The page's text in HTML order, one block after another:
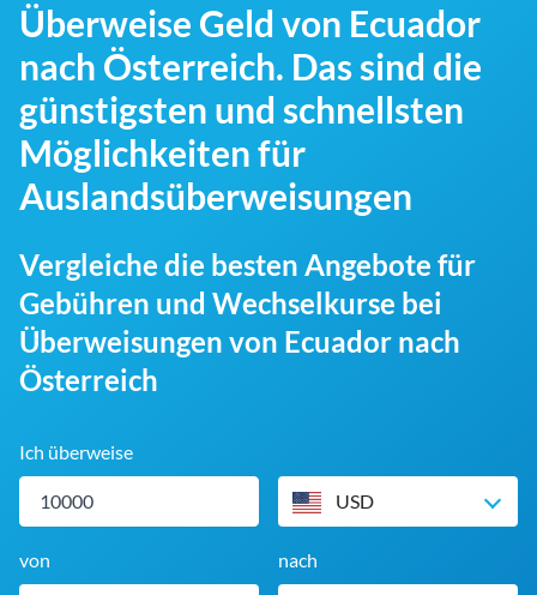
Überweise Geld von Ecuador
nach Österreich. Das sind die
günstigsten und schnellsten
Möglichkeiten für
Auslandsüberweisungen
Vergleiche die besten Angebote für
Gebühren und Wechselkurse bei
Überweisungen von Ecuador nach
Österreich
Ich überweise
USD
von nach